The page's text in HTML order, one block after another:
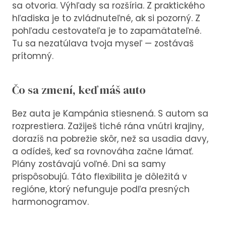
sa otvoria. Výhľady sa rozšíria. Z praktického
hľadiska je to zvládnuteľné, ak si pozorný. Z
pohľadu cestovateľa je to zapamätateľné.
Tu sa nezatúlava tvoja myseľ — zostávaš
prítomný.
Čo sa zmení, keď máš auto
Bez auta je Kampánia stiesnená. S autom sa
rozprestiera. Zažiješ tiché rána vnútri krajiny,
dorazíš na pobrežie skôr, než sa usadia davy,
a odídeš, keď sa rovnováha začne lámať.
Plány zostávajú voľné. Dni sa samy
prispôsobujú. Táto flexibilita je dôležitá v
regióne, ktorý nefunguje podľa presných
harmonogramov.